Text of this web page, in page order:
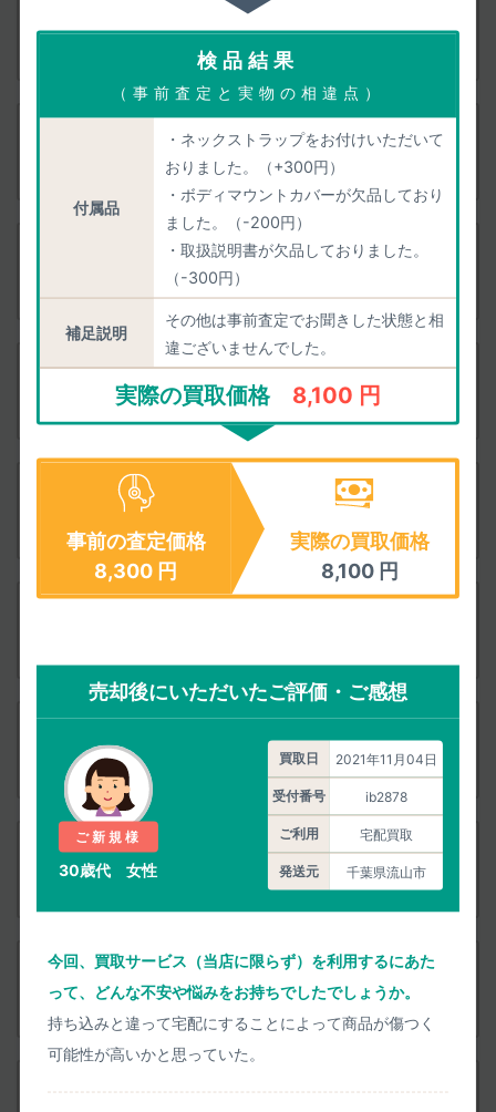
検品結果
（事前査定と実物の相違点）
付属品
・ネックストラップをお付けいただいて
おりました。（+300円）
・ボディマウントカバーが欠品しており
ました。（-200円）
・取扱説明書が欠品しておりました。
（-300円）
補足説明
その他は事前査定でお聞きした状態と相
違ございませんでした。
実際の買取価格 8,100 円
事前の査定価格
8,300 円
実際の買取価格
8,100 円
売却後にいただいたご評価・ご感想
ご新規様
30歳代 女性
買取日 2021年11月04日
受付番号 ib2878
ご利用 宅配買取
発送元 千葉県流山市
今回、買取サービス（当店に限らず）を利用するにあた
って、どんな不安や悩みをお持ちでしたでしょうか。
持ち込みと違って宅配にすることによって商品が傷つく
可能性が高いかと思っていた。
PENTAX K-50 300ダブルズームキット ピンク
PENTAX K-50 300ダブルズームキット オーダー
付属品
PENTAX K-50 ダブルズームキット ブラック
付属品
PENTAX K-50 ダブルズームキット ホワイト
付属品
PENTAX K-50 ダブルズームキット ピンク
査定依頼
PENTAX K-50 レンズキット ブラック
査定依頼
PENTAX K-50 レンズキット ホワイト
付属品
査定依頼
PENTAX K-50 レンズキット ピンク
付属品